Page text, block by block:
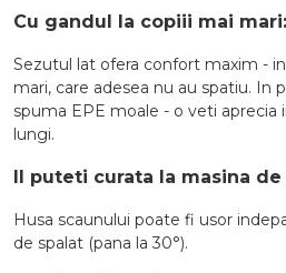
Cu gandul la copiii mai mari:
Sezutul lat ofera confort maxim -
mari, care adesea nu au spatiu. In
spuma EPE moale - o veti aprecia
lungi.
Il puteti curata la masina de
Husa scaunului poate fi usor
de spalat (pana la 30°).